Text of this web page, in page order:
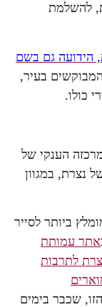
להשלמת
הידועה גם בשם
בעיר,
כולו.
הענקי של
נצרת, במגוון
ביותר לסייר
אתר עמותת
לתרבות
שכבר בימים